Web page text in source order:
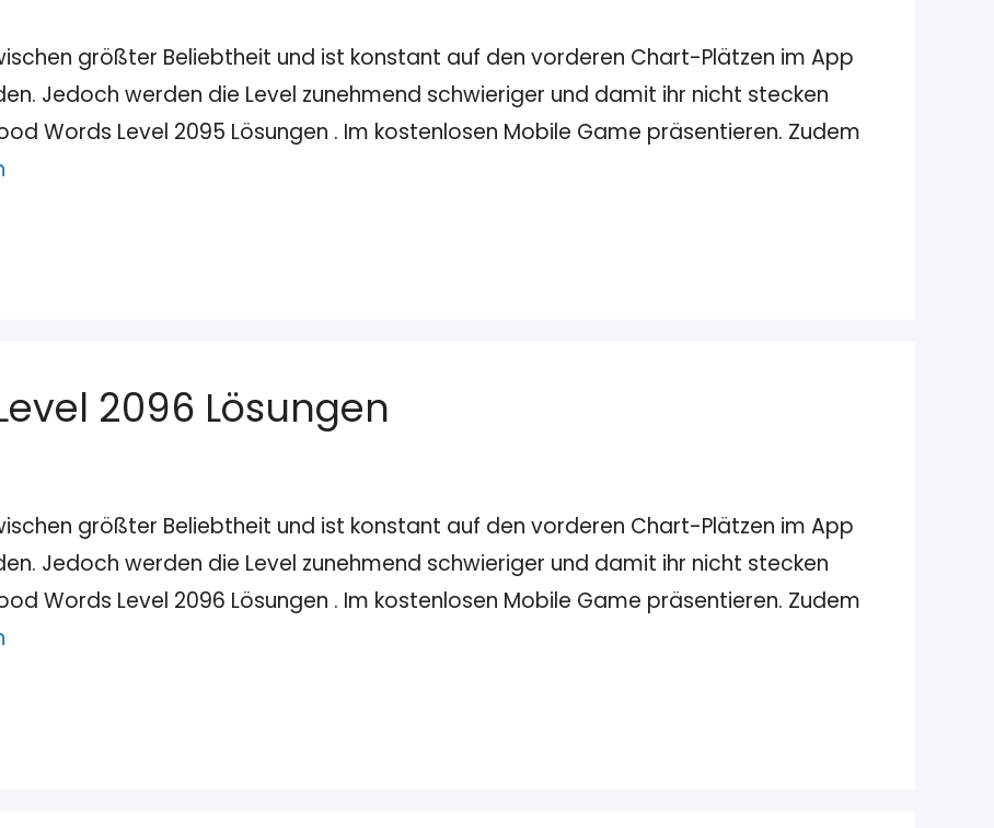
größter Beliebtheit und ist konstant auf den vorderen Chart-Plätzen im App
Jedoch werden die Level zunehmend schwieriger und damit ihr nicht stecken
Words Level 2095 Lösungen . Im kostenlosen Mobile Game präsentieren. Zudem
2096 Lösungen
größter Beliebtheit und ist konstant auf den vorderen Chart-Plätzen im App
Jedoch werden die Level zunehmend schwieriger und damit ihr nicht stecken
Words Level 2096 Lösungen . Im kostenlosen Mobile Game präsentieren. Zudem